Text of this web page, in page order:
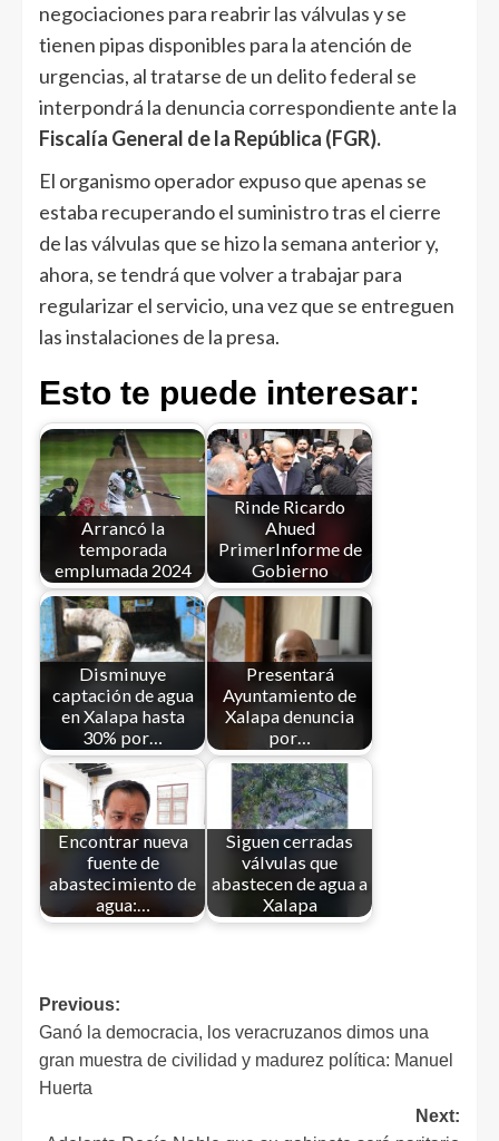
negociaciones para reabrir las válvulas y se
tienen pipas disponibles para la atención de
urgencias, al tratarse de un delito federal se
interpondrá la denuncia correspondiente ante la
Fiscalía General de la República (FGR).
El organismo operador expuso que apenas se
estaba recuperando el suministro tras el cierre
de las válvulas que se hizo la semana anterior y,
ahora, se tendrá que volver a trabajar para
regularizar el servicio, una vez que se entreguen
las instalaciones de la presa.
Esto te puede interesar:
Arrancó la
temporada
emplumada 2024
Rinde Ricardo
Ahued
PrimerInforme de
Gobierno
Disminuye
captación de agua
en Xalapa hasta
30% por…
Presentará
Ayuntamiento de
Xalapa denuncia
por…
Encontrar nueva
fuente de
abastecimiento de
agua:…
Siguen cerradas
válvulas que
abastecen de agua a
Xalapa
Previous:
Ganó la democracia, los veracruzanos dimos una
gran muestra de civilidad y madurez política: Manuel
Huerta
Next: